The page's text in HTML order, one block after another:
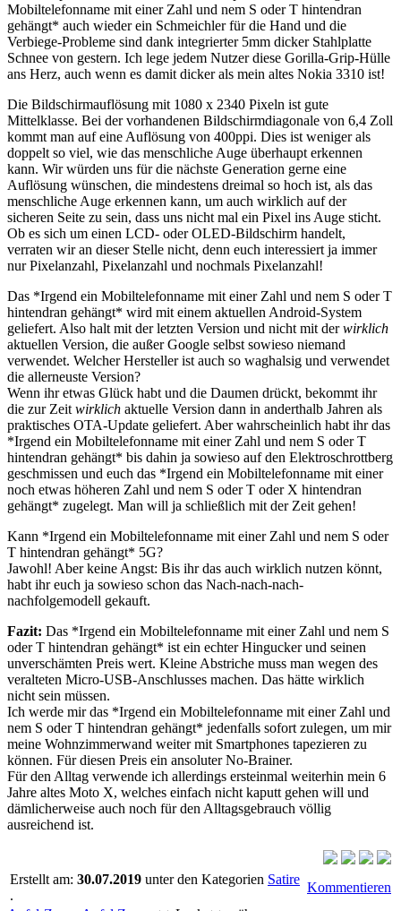
Mobiltelefonname mit einer Zahl und nem S oder T hintendran
gehängt* auch wieder ein Schmeichler für die Hand und die
Verbiege-Probleme sind dank integrierter 5mm dicker Stahlplatte
Schnee von gestern. Ich lege jedem Nutzer diese Gorilla-Grip-Hülle
ans Herz, auch wenn es damit dicker als mein altes Nokia 3310 ist!
Die Bildschirmauflösung mit 1080 x 2340 Pixeln ist gute
Mittelklasse. Bei der vorhandenen Bildschirmdiagonale von 6,4 Zoll
kommt man auf eine Auflösung von 400ppi. Dies ist weniger als
doppelt so viel, wie das menschliche Auge überhaupt erkennen
kann. Wir würden uns für die nächste Generation gerne eine
Auflösung wünschen, die mindestens dreimal so hoch ist, als das
menschliche Auge erkennen kann, um auch wirklich auf der
sicheren Seite zu sein, dass uns nicht mal ein Pixel ins Auge sticht.
Ob es sich um einen LCD- oder OLED-Bildschirm handelt,
verraten wir an dieser Stelle nicht, denn euch interessiert ja immer
nur Pixelanzahl, Pixelanzahl und nochmals Pixelanzahl!
Das *Irgend ein Mobiltelefonname mit einer Zahl und nem S oder T
hintendran gehängt* wird mit einem aktuellen Android-System
geliefert. Also halt mit der letzten Version und nicht mit derwirklich
aktuellen Version, die außer Google selbst sowieso niemand
verwendet. Welcher Hersteller ist auch so waghalsig und verwendet
die allerneuste Version?
Wenn ihr etwas Glück habt und die Daumen drückt, bekommt ihr
die zur Zeit wirklich aktuelle Version dann in anderthalb Jahren als
praktisches OTA-Update geliefert. Aber wahrscheinlich habt ihr das
*Irgend ein Mobiltelefonname mit einer Zahl und nem S oder T
hintendran gehängt* bis dahin ja sowieso auf den Elektroschrottberg
geschmissen und euch das *Irgend ein Mobiltelefonname mit einer
noch etwas höheren Zahl und nem S oder T oder X hintendran
gehängt* zugelegt. Man will ja schließlich mit der Zeit gehen!
Kann *Irgend ein Mobiltelefonname mit einer Zahl und nem S oder
T hintendran gehängt* 5G?
Jawohl! Aber keine Angst: Bis ihr das auch wirklich nutzen könnt,
habt ihr euch ja sowieso schon das Nach-nach-nach-
nachfolgemodell gekauft.
Fazit: Das *Irgend ein Mobiltelefonname mit einer Zahl und nem S
oder T hintendran gehängt* ist ein echter Hingucker und seinen
unverschämten Preis wert. Kleine Abstriche muss man wegen des
veralteten Micro-USB-Anschlusses machen. Das hätte wirklich
nicht sein müssen.
Ich werde mir das *Irgend ein Mobiltelefonname mit einer Zahl und
nem S oder T hintendran gehängt* jedenfalls sofort zulegen, um mir
meine Wohnzimmerwand weiter mit Smartphones tapezieren zu
können. Für diesen Preis ein ansoluter No-Brainer.
Für den Alltag verwende ich allerdings ersteinmal weiterhin mein 6
Jahre altes Moto X, welches einfach nicht kaputt gehen will und
dämlicherweise auch noch für den Alltagsgebrauch völlig
ausreichend ist.
Erstellt am: 30.07.2019 unter den Kategorien Satire
.
Kommentieren